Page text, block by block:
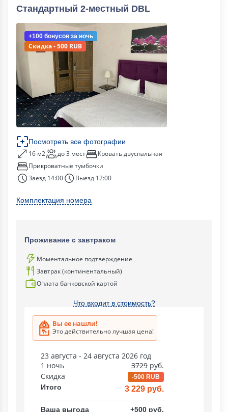
Стандартный 2-местный DBL
+100 бонусов за ночь
Скидка - 500 RUB
Посмотреть все фотографии
16 м2 до 3 мест
Кровать двуспальная
Прикроватные тумбочки
Заезд 14:00
Выезд 12:00
Комплектация номера
Проживание с завтраком
Моментальное подтверждение
Завтрак (континентальный)
Оплата банковской картой
Что входит в стоимость?
Вы ее нашли!
Это действительно лучшая цена!
23 августа - 24 августа 2026 год
1 ночь
3729 руб.
Скидка
-500 RUB
Итого 3 229 руб.
Ваша выгода +500 руб.